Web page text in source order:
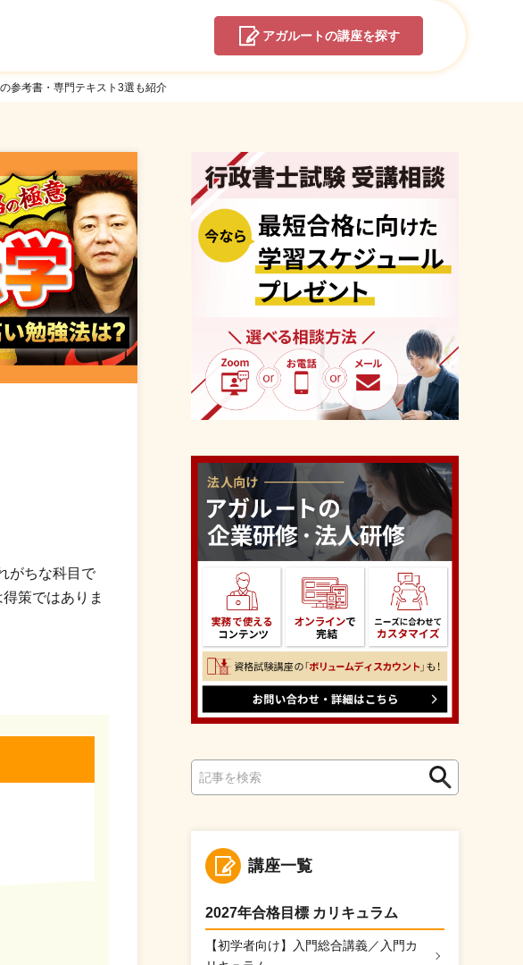
アガルートの講座を探す
参考書・専門テキスト3選も紹介
がちな科目で
策ではありま
検
索
検
索
講座一覧
2027年合格目標 カリキュラム
【初学者向け】入門総合講義／入門カ